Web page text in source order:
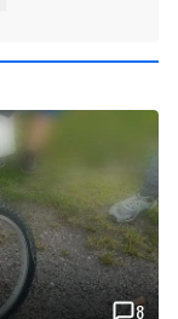
8
z dzieckiem.